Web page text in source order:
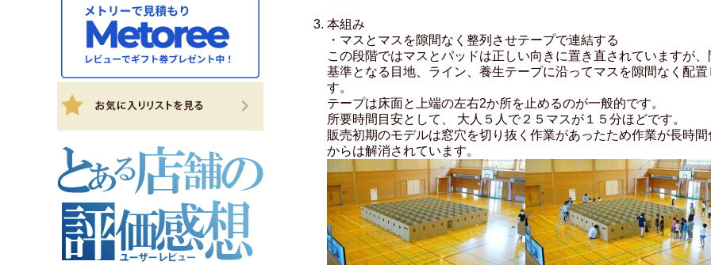
本組み
・マスとマスを隙間なく整列させテープで連結する
この段階ではマスとパッドは正しい向きに置き直されていますが、
基準となる目地、ライン、養生テープに沿ってマスを隙間なく配
す。
テープは床面と上端の左右2か所を止めるのが一般的です。
所要時間目安として、 大人５人で２５マスが１５分ほどです。
販売初期のモデルは窓穴を切り抜く作業があったため作業が長時
からは解消されています。